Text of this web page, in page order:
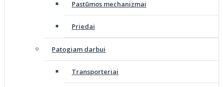
Pastūmos mechanizmai
Priedai
Patogiam darbui
Transporteriai